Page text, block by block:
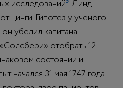
исследований . Линд
цинги. Гипотез у ученого
убедил капитана
отобрать 12
состоянии и
начался 31 мая 1747 года.